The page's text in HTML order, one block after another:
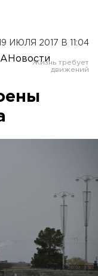
19 ИЮЛЯ 2017 В 11:04